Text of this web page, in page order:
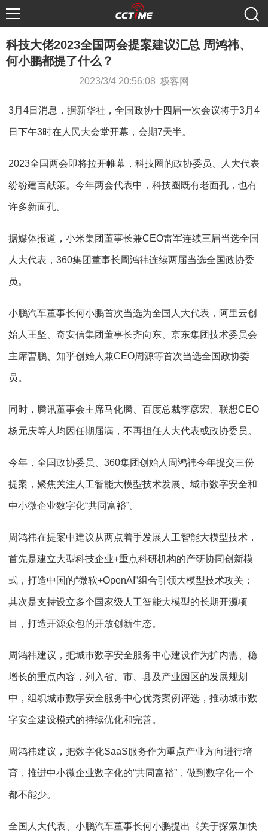
科技大佬2023全国两会提案建议汇总 周鸿祎、
何小鹏都提了什么？
2023/3/4 20:56:08 极客网
3月4日消息，据新华社，全国政协十四届一次会议将于3月4
日下午3时在人民大会堂开幕，会期7天半。
2023全国两会即将拉开帷幕，科技圈的政协委员、人大代表
纷纷建言献策。今年两会代表中，科技圈既有老面孔，也有
许多新面孔。
据媒体报道，小米集团董事长兼CEO雷军连续三届当选全国
人大代表，360集团董事长周鸿祎连续两届当选全国政协委
员。
小鹏汽车董事长何小鹏首次当选为全国人大代表，阿里云创
始人王坚、奇安信集团董事长齐向东、京东集团技术委员会
主席曹鹏、知乎创始人兼CEO周源等首次当选全国政协委
员。
同时，腾讯董事会主席马化腾、百度总裁李彦宏、联想CEO
杨元庆等人均因任期届满，不再担任人大代表或政协委员。
今年，全国政协委员、360集团创始人周鸿祎今年提交三份
提案，聚焦关注人工智能大模型技术发展、城市数字安全和
中小微企业数字化“共同富裕”。
周鸿祎在提案中建议从两点着手发展人工智能大模型技术，
首先是建立大型科技企业+重点科研机构的产研协同创新模
式，打造中国的“微软+OpenAI”组合引领大模型技术攻关；
其次是支持设立多个国家级人工智能大模型的长期开源项
目，打造开源众包的开放创新生态。
周鸿祎建议，把城市数字安全服务中心建设作为扩内需、稳
增长的重点内容，列入省、市、县及产业园区的发展规划
中，组织城市数字安全服务中心优秀案例评选，推动城市数
字安全建设模式的持续优化和完善。
周鸿祎建议，把数字化SaaS服务作为重点产业方向进行培
育，推进中小微企业数字化的“共同富裕”，做到数字化一个
都不能少。
全国人大代表、小鹏汽车董事长何小鹏提出《关于探索加快